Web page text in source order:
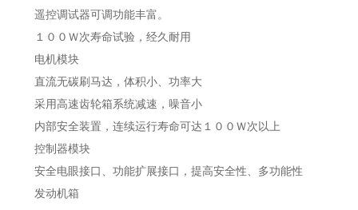
遥控调试器可调功能丰富。
１００Ｗ次寿命试验，经久耐用
电机模块
直流无碳刷马达，体积小、功率大
采用高速齿轮箱系统减速，噪音小
内部安全装置，连续运行寿命可达１００Ｗ次以上
控制器模块
安全电眼接口、功能扩展接口，提高安全性、多功能性
发动机箱